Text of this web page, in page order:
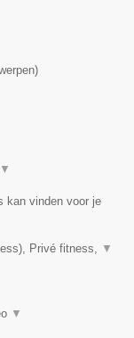
)
▼
kan vinden voor je
Privé fitness, ▼
▼